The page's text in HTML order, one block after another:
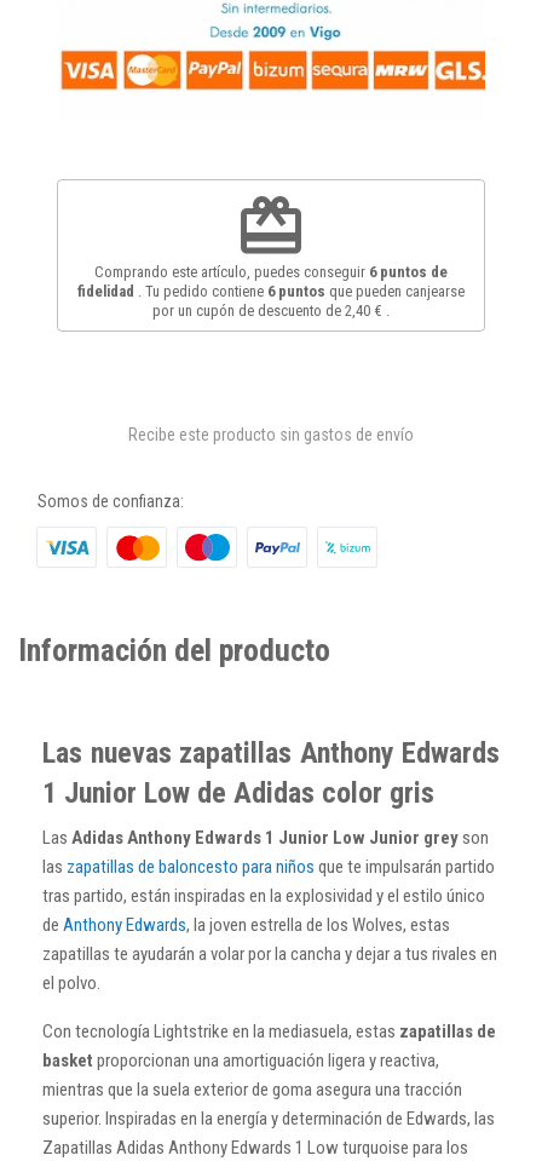
redeem
Comprando este artículo, puedes conseguir 6puntos de
fidelidad
. Tu pedido contiene 6puntos que pueden canjearse
por un cupón de descuento de 2,40 €
Recibe este producto sin gastos de envío
Somos de confianza:
Información del producto
Las nuevas zapatillas Anthony Edwards
1 Junior Low de Adidas color gris
Las Adidas Anthony Edwards 1 Junior Low Junior greyson
las zapatillas de baloncesto para niños que te impulsarán partido
tras partido, están inspiradas en la explosividad y el estilo único
de Anthony Edwards, la joven estrella de los Wolves, estas
zapatillas te ayudarán a volar por la cancha y dejar a tus rivales en
el polvo.
Con tecnología Lightstrike en la mediasuela, estas zapatillas de
basket proporcionan una amortiguación ligera y reactiva,
mientras que la suela exterior de goma asegura una tracción
superior. Inspiradas en la energía y determinación de Edwards, las
Zapatillas Adidas Anthony Edwards 1 Low turquoise para los